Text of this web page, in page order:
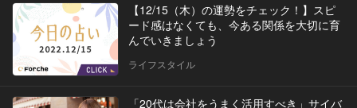
【12/15（木）の運勢をチェック！】スピ
ード感はなくても、今ある関係を大切に育
んでいきましょう
ライフスタイル
「20代は会社をうまく活用すべき」サイバ